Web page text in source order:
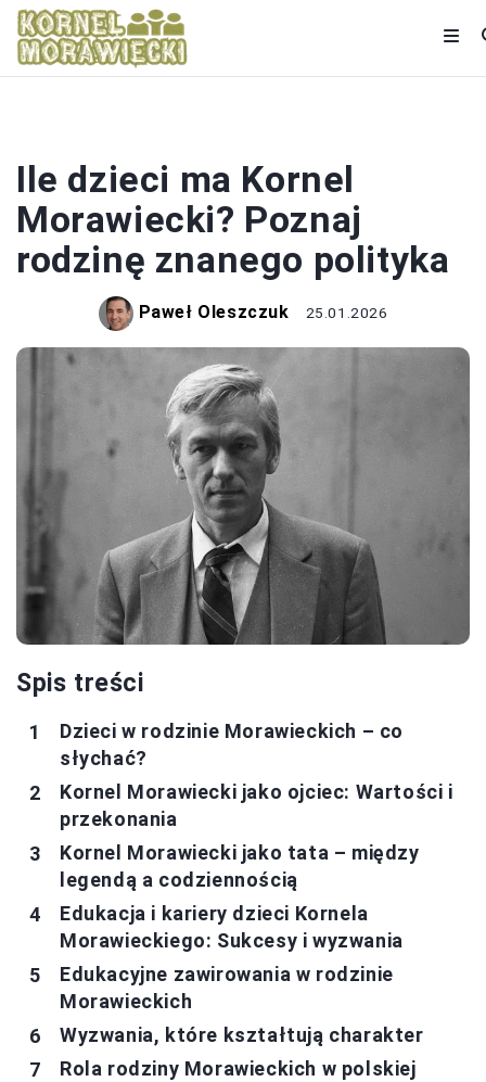
Ile dzieci ma Kornel
Morawiecki? Poznaj
rodzinę znanego polityka
Paweł Oleszczuk 25.01.2026
Spis treści
Dzieci w rodzinie Morawieckich – co
słychać?
Kornel Morawiecki jako ojciec: Wartości i
przekonania
Kornel Morawiecki jako tata – między
legendą a codziennością
Edukacja i kariery dzieci Kornela
Morawieckiego: Sukcesy i wyzwania
Edukacyjne zawirowania w rodzinie
Morawieckich
Wyzwania, które kształtują charakter
Rola rodziny Morawieckich w polskiej